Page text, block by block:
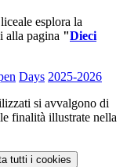
esplora la
alla pagina "Dieci
Days 2025-2026
si avvalgono di
finalità illustrate nella
tutti i cookies